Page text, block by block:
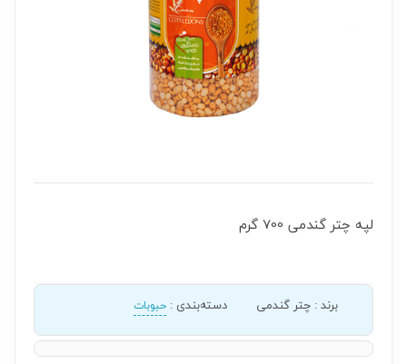
لپه چتر گندمی 700 گرم
برند: چتر گندمی دسته‌بندی : حبوبات